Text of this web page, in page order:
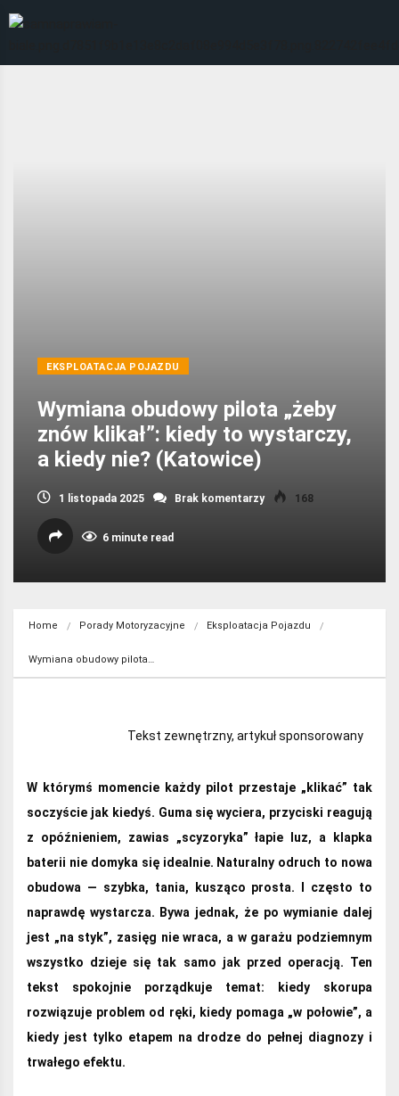
EKSPLOATACJA POJAZDU
Wymiana obudowy pilota „żeby
znów klikał”: kiedy to wystarczy,
a kiedy nie? (Katowice)
1 listopada 2025 Brak komentarzy 168
6 minute read
Home Porady Motoryzacyjne Eksploatacja Pojazdu
Wymiana obudowy pilota…
Tekst zewnętrzny, artykuł sponsorowany
W którymś momencie każdy pilot przestaje „klikać” tak
soczyście jak kiedyś. Guma się wyciera, przyciski reagują
z opóźnieniem, zawias „scyzoryka” łapie luz, a klapka
baterii nie domyka się idealnie. Naturalny odruch to nowa
obudowa — szybka, tania, kusząco prosta. I często to
naprawdę wystarcza. Bywa jednak, że po wymianie dalej
jest „na styk”, zasięg nie wraca, a w garażu podziemnym
wszystko dzieje się tak samo jak przed operacją. Ten
tekst spokojnie porządkuje temat: kiedy skorupa
rozwiązuje problem od ręki, kiedy pomaga „w połowie”, a
kiedy jest tylko etapem na drodze do pełnej diagnozy i
trwałego efektu.